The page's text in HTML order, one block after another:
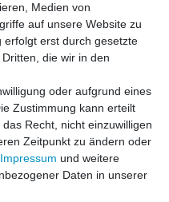
Medien von
auf unsere Website zu
erfolgt erst durch gesetzte
die wir in den
oder aufgrund eines
Zustimmung kann erteilt
Recht, nicht einzuwilligen
Zeitpunkt zu ändern oder
Impressum und weitere
Daten in unserer